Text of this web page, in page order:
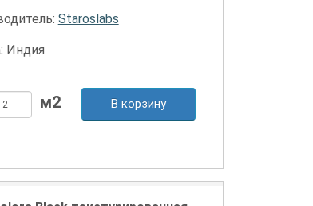
Staroslabs
Индия
В корзину